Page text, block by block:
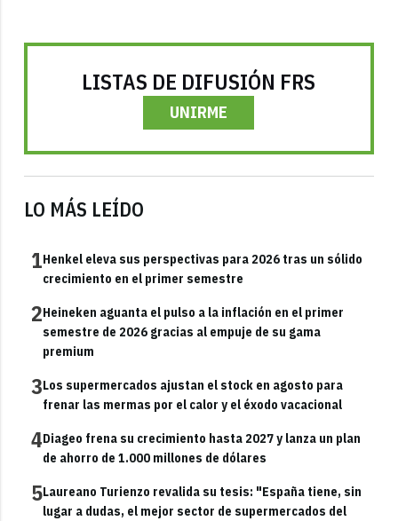
LISTAS DE DIFUSIÓN FRS
UNIRME
LO MÁS LEÍDO
1Henkel eleva sus perspectivas para 2026 tras un sólido
crecimiento en el primer semestre
2Heineken aguanta el pulso a la inflación en el primer
semestre de 2026 gracias al empuje de su gama
premium
3Los supermercados ajustan el stock en agosto para
frenar las mermas por el calor y el éxodo vacacional
4Diageo frena su crecimiento hasta 2027 y lanza un plan
de ahorro de 1.000 millones de dólares
5Laureano Turienzo revalida su tesis: "España tiene, sin
lugar a dudas, el mejor sector de supermercados del